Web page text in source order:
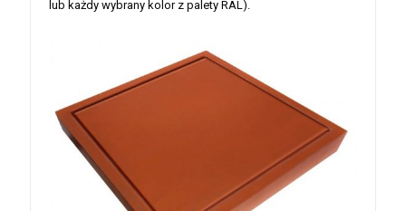
lub każdy wybrany kolor z palety RAL).